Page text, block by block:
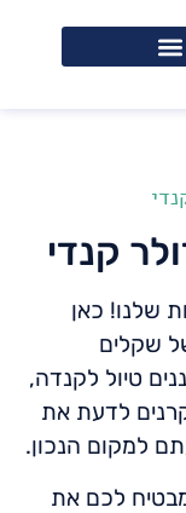
קנדי
שלנו! כאן
שקלים
טיול לקנדה,
לדעת את
למקום הנכון.
לכם את